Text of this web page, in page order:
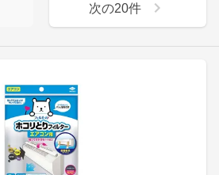
次の20件